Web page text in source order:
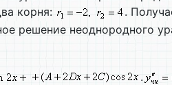
корня: .
решение неоднородного
.